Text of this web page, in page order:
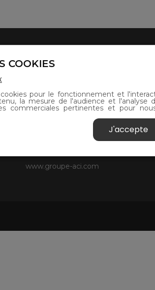
Partenaires
Site internet du groupe
www.groupe-aci.com
COOKIES
pour le fonctionnement et
la mesure de l'audience et l'analyse
commerciales pertinentes et pour
J'accepte